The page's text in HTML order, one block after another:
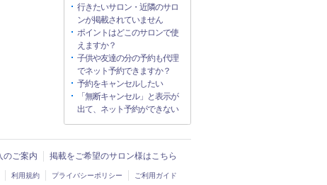
行きたいサロン・近隣のサロ
ンが掲載されていません
ポイントはどこのサロンで使
えますか？
子供や友達の分の予約も代理
でネット予約できますか？
予約をキャンセルしたい
「無断キャンセル」と表示が
出て、ネット予約ができない
のご案内 掲載をご希望のサロン様はこちら
利用規約 プライバシーポリシー ご利用ガイド